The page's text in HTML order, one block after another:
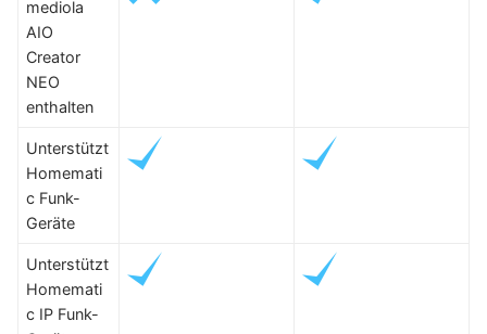
mediola
AIO
Creator
NEO
enthalten
Unterstützt
Homemati
c Funk-
Geräte
Unterstützt
Homemati
c IP Funk-